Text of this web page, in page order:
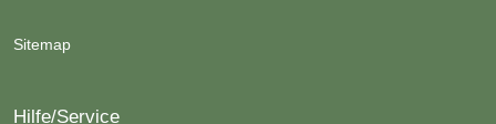
Sitemap
Hilfe/Service